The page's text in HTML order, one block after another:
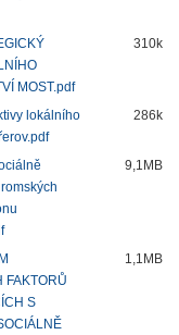
MOST.pdf
310k
lokálního
286k
9,1MB
FAKTORŮ
S
1,1MB